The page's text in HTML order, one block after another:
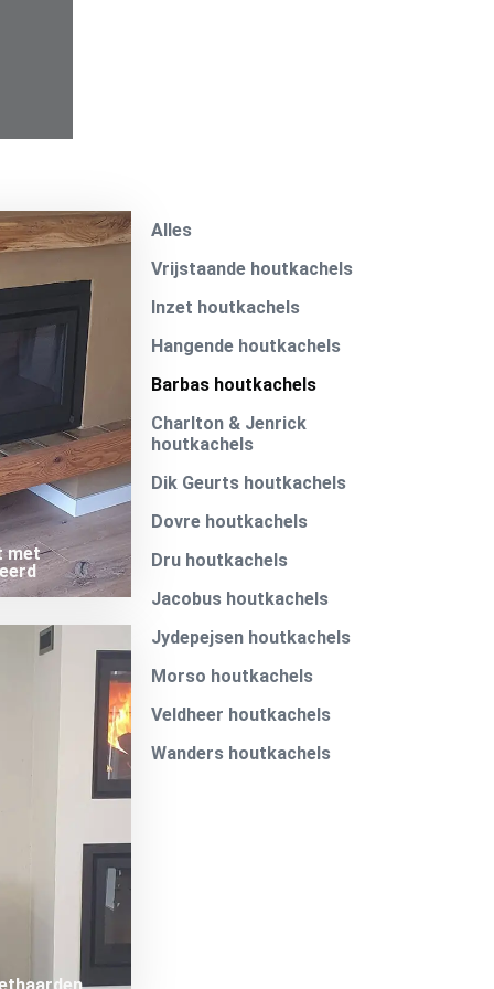
met
Barbas houtkachels
Charlton & Jenrick
houtkachels
Dik Geurts houtkachels
Dovre houtkachels
Dru houtkachels
Hangende houtkachels
Inzet houtkachels
Jacobus houtkachels
Jydepejsen houtkachels
Morso houtkachels
Veldheer houtkachels
Vrijstaande houtkachels
Wanders houtkachels
Alles